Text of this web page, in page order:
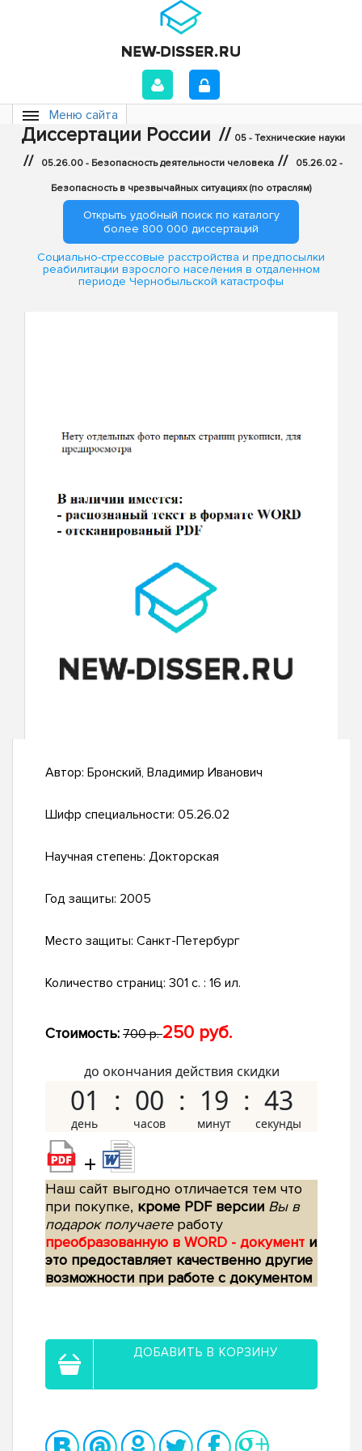
Меню сайта
Диссертации России // 05 - Технические науки
// 05.26.00 - Безопасность деятельности человека // 05.26.02 -
Безопасность в чрезвычайных ситуациях (по отраслям)
Открыть удобный поиск по каталогу
более 800 000 диссертаций
Социально-стрессовые расстройства и предпосылки
реабилитации взрослого населения в отдаленном
периоде Чернобыльской катастрофы
Автор: Бронский, Владимир Иванович
Шифр специальности: 05.26.02
Научная степень: Докторская
Год защиты: 2005
Место защиты: Санкт-Петербург
Количество страниц: 301 с. : 16 ил.
Стоимость: 700 р.250 руб.
до окончания действия скидки
01 00 19 42
+
Наш сайт выгодно отличается тем что
при покупке, кроме PDF версии Вы в
подарок получаетеработу
преобразованную в WORD - документ и
это предоставляет качественно другие
возможности при работе с документом
ДОБАВИТЬ В КОРЗИНУ